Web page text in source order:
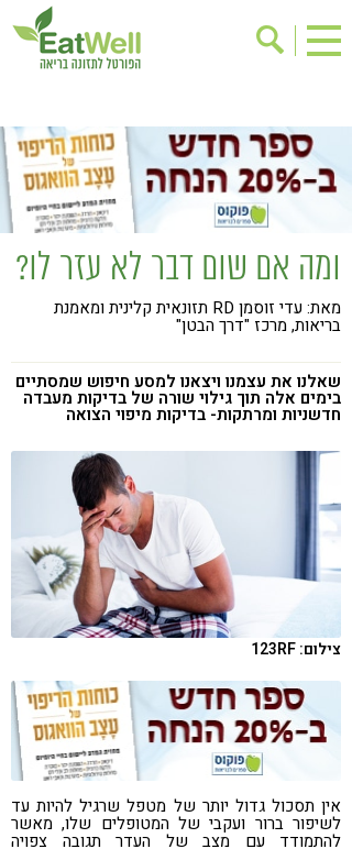
בישול בריא
אינדקס עסקים
ריפוי ומניעת מחלות
בריאות האישה
מתכוני בריאות
אירועים
שינוי תזונתי
גישות בתזונה
דיאטה
ילדים
תזונה וספורט
רגישות לגלוטן
טעים להכיר
קורונה
טבעונות
ומה אם שום דבר לא עזר לו?
מאת: עדי זוסמן RD תזונאית קלינית ומאמנת
בריאות, מרכז "דרך הבטן"
שאלנו את עצמנו ויצאנו למסע חיפוש שמסתיים
בימים אלה תוך גילוי שורה של בדיקות מעבדה
חדשניות ומרתקות- בדיקות מיפוי הצואה
צילום: 123RF
אין תסכול גדול יותר של מטפל שרגיל להיות עד
לשיפור ברור ועקבי של המטופלים שלו, מאשר
להתמודד עם מצב של העדר תגובה צפויה